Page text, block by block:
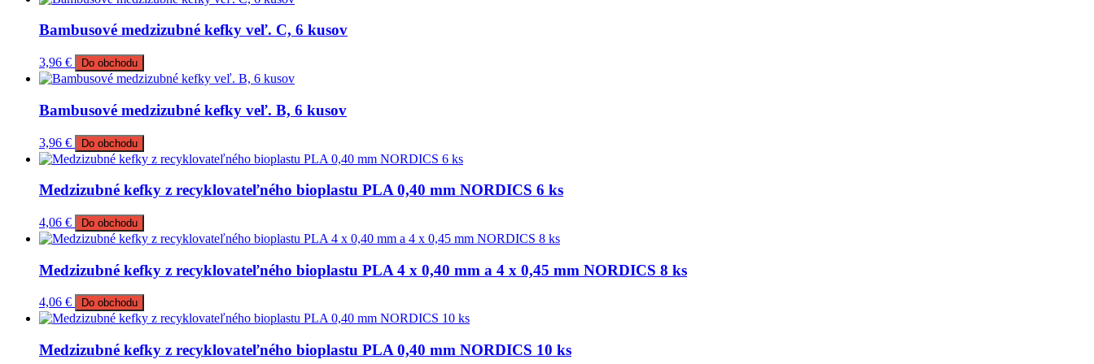
Bambusové medzizubné kefky veľ. C, 6 kusov
3,96 € Do obchodu
Bambusové medzizubné kefky veľ. B, 6 kusov
3,96 € Do obchodu
Medzizubné kefky z recyklovateľného bioplastu PLA 0,40 mm NORDICS 6 ks
4,06 € Do obchodu
Medzizubné kefky z recyklovateľného bioplastu PLA 4 x 0,40 mm a 4 x 0,45 mm NORDICS 8 ks
4,06 € Do obchodu
Medzizubné kefky z recyklovateľného bioplastu PLA 0,40 mm NORDICS 10 ks